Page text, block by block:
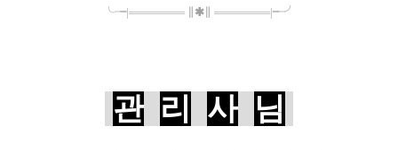
╰╼|═══════ ✱∥ ═══════|╾╯
관 리 사 님